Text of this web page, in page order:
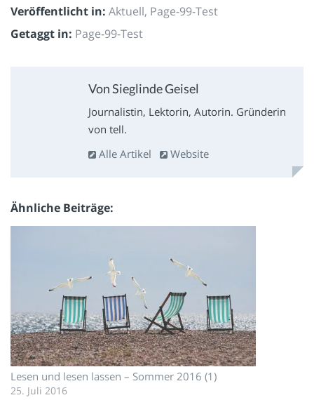
Veröffentlicht in: Aktuell, Page-99-Test
Getaggt in: Page-99-Test
Von Sieglinde Geisel
Journalistin, Lektorin, Autorin. Gründerin
von tell.
Alle Artikel
Website
Ähnliche Beiträge
Lesen und lesen lassen – Sommer 2016 (1)
25. Juli 2016